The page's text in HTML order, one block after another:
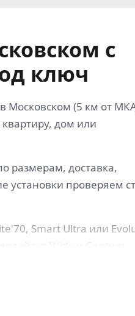
с
ключ
Московском (5 км от
дом или
размерам, доставка,
установки проверяем
Smart Ultra или